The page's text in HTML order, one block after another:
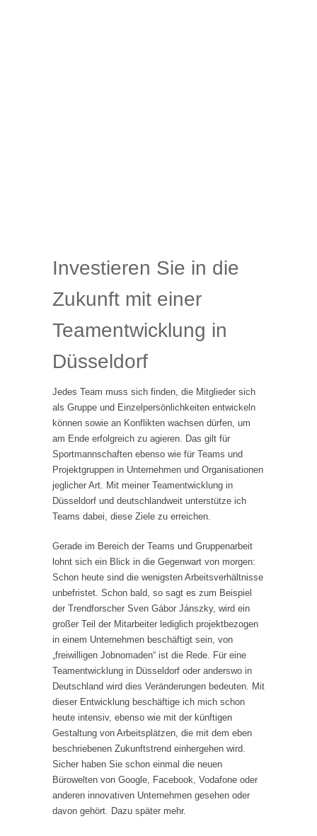
Investieren Sie in die
Zukunft mit einer
Teamentwicklung in
Düsseldorf
Jedes Team muss sich finden, die Mitglieder sich
als Gruppe und Einzelpersönlichkeiten entwickeln
können sowie an Konflikten wachsen dürfen, um
am Ende erfolgreich zu agieren. Das gilt für
Sportmannschaften ebenso wie für Teams und
Projektgruppen in Unternehmen und Organisationen
jeglicher Art. Mit meiner Teamentwicklung in
Düsseldorf und deutschlandweit unterstütze ich
Teams dabei, diese Ziele zu erreichen.
Gerade im Bereich der Teams und Gruppenarbeit
lohnt sich ein Blick in die Gegenwart von morgen:
Schon heute sind die wenigsten Arbeitsverhältnisse
unbefristet. Schon bald, so sagt es zum Beispiel
der Trendforscher Sven Gábor Jánszky, wird ein
großer Teil der Mitarbeiter lediglich projektbezogen
in einem Unternehmen beschäftigt sein, von
„freiwilligen Jobnomaden“ ist die Rede. Für eine
Teamentwicklung in Düsseldorf oder anderswo in
Deutschland wird dies Veränderungen bedeuten. Mit
dieser Entwicklung beschäftige ich mich schon
heute intensiv, ebenso wie mit der künftigen
Gestaltung von Arbeitsplätzen, die mit dem eben
beschriebenen Zukunftstrend einhergehen wird.
Sicher haben Sie schon einmal die neuen
Bürowelten von Google, Facebook, Vodafone oder
anderen innovativen Unternehmen gesehen oder
davon gehört. Dazu später mehr.